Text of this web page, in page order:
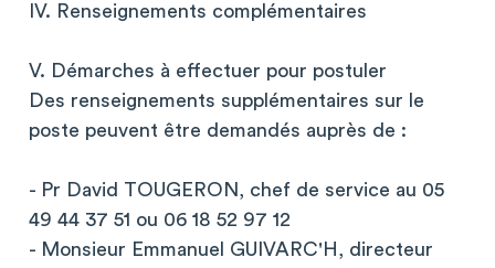
IV. Renseignements complémentaires
V. Démarches à effectuer pour postuler
Des renseignements supplémentaires sur le
poste peuvent être demandés auprès de :
- Pr David TOUGERON, chef de service au 05
49 44 37 51 ou 06 18 52 97 12
- Monsieur Emmanuel GUIVARC'H, directeur